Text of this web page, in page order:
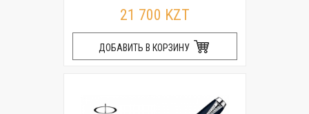
21 700 KZT
ДОБАВИТЬ В КОРЗИНУ